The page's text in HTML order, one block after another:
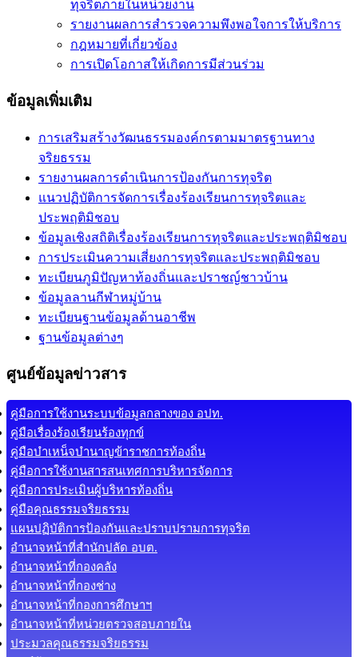
ทุจริตภายในหน่วยงาน
รายงานผลการสำรวจความพึงพอใจการให้บริการ
กฎหมายที่เกี่ยวข้อง
การเปิดโอกาสให้เกิดการมีส่วนร่วม
ข้อมูลเพิ่มเติม
การเสริมสร้างวัฒนธรรมองค์กรตามมาตรฐานทาง
จริยธรรม
รายงานผลการดำเนินการป้องกันการทุจริต
แนวปฏิบัติการจัดการเรื่องร้องเรียนการทุจริตและ
ประพฤติมิชอบ
ข้อมูลเชิงสถิติเรื่องร้องเรียนการทุจริตและประพฤติมิชอบ
การประเมินความเสี่ยงการทุจริตและประพฤติมิชอบ
ทะเบียนภูมิปัญหาท้องถิ่นและปราชญ์ชาวบ้าน
ข้อมูลลานกีฬาหมู่บ้าน
ทะเบียนฐานข้อมูลด้านอาชีพ
ฐานข้อมูลต่างๆ
ศูนย์ข้อมูลข่าวสาร
คู่มือการใช้งานระบบข้อมูลกลางของ อปท.
คู่มือเรื่องร้องเรียนร้องทุกข์
คู่มือบำเหน็จบำนาญข้าราชการท้องถิ่น
คู่มือการใช้งานสารสนเทศการบริหารจัดการ
คู่มือการประเมินผู้บริหารท้องถิ่น
คู่มือคุณธรรมจริยธรรม
แผนปฏิบัติการป้องกันและปราบปรามการทุจริต
อำนาจหน้าที่สำนักปลัด อบต.
อำนาจหน้าที่กองคลัง
อำนาจหน้าที่กองช่าง
อำนาจหน้าที่กองการศึกษาฯ
อำนาจหน้าที่หน่วยตรวจสอบภายใน
ประมวลคุณธรรมจริยธรรม